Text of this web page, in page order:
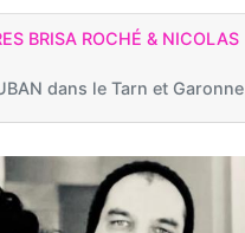
BRISA ROCHÉ & NICOLAS
dans le Tarn et Garonne